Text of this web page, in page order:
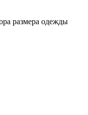
размера одежды